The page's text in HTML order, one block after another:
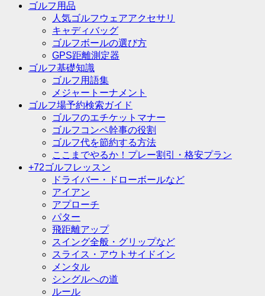
ゴルフ用品
人気ゴルフウェアアクセサリ
キャディバッグ
ゴルフボールの選び方
GPS距離測定器
ゴルフ基礎知識
ゴルフ用語集
メジャートーナメント
ゴルフ場予約検索ガイド
ゴルフのエチケットマナー
ゴルフコンペ幹事の役割
ゴルフ代を節約する方法
ここまでやるか！プレー割引・格安プラン
+72ゴルフレッスン
ドライバー・ドローボールなど
アイアン
アプローチ
パター
飛距離アップ
スイング全般・グリップなど
スライス・アウトサイドイン
メンタル
シングルへの道
ルール